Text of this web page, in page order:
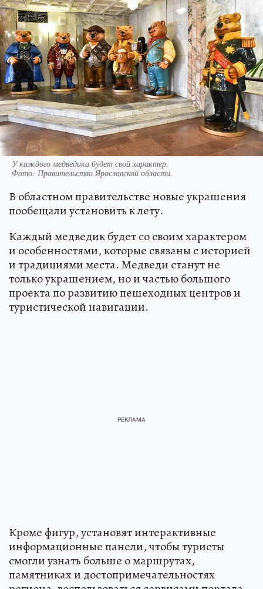
У каждого медведика будет свой характер.
Фото: Правительство Ярославской области.
В областном правительстве новые украшения
пообещали установить к лету.
Каждый медведик будет со своим характером
и особенностями, которые связаны с историей
и традициями места. Медведи станут не
только украшением, но и частью большого
проекта по развитию пешеходных центров и
туристической навигации.
Кроме фигур, установят интерактивные
информационные панели, чтобы туристы
смогли узнать больше о маршрутах,
памятниках и достопримечательностях